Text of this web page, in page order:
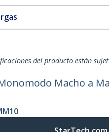
del producto están
Macho a